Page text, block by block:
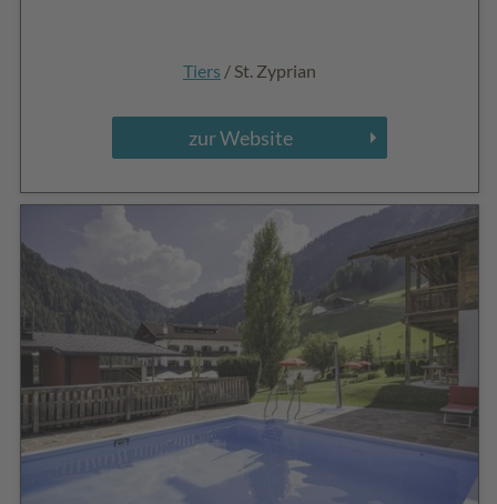
Tiers / St. Zyprian
zur Website